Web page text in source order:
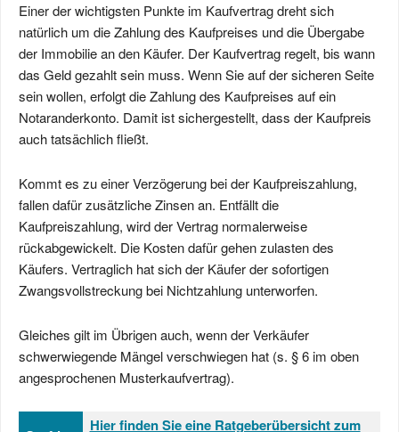
Einer der wichtigsten Punkte im Kaufvertrag dreht sich
natürlich um die Zahlung des Kaufpreises und die Übergabe
der Immobilie an den Käufer. Der Kaufvertrag regelt, bis wann
das Geld gezahlt sein muss. Wenn Sie auf der sicheren Seite
sein wollen, erfolgt die Zahlung des Kaufpreises auf ein
Notaranderkonto. Damit ist sichergestellt, dass der Kaufpreis
auch tatsächlich fließt.
Kommt es zu einer Verzögerung bei der Kaufpreiszahlung,
fallen dafür zusätzliche Zinsen an. Entfällt die
Kaufpreiszahlung, wird der Vertrag normalerweise
rückabgewickelt. Die Kosten dafür gehen zulasten des
Käufers. Vertraglich hat sich der Käufer der sofortigen
Zwangsvollstreckung bei Nichtzahlung unterworfen.
Gleiches gilt im Übrigen auch, wenn der Verkäufer
schwerwiegende Mängel verschwiegen hat (s. § 6 im oben
angesprochenen Musterkaufvertrag).
Hier finden Sie eine Ratgeberübersicht zum